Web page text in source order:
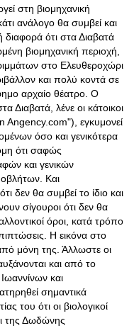
στη βιομηχανική
ανάλογο θα συμβεί και
ότι στα Διαβατά
βιομηχανική περιοχή,
στο Ελευθεροχώρι
και πολύ κοντά σε
αρχαίο θέατρο. Ο
Διαβατά, λένε οι κάτοικοι
εγκυμονεί
όσο και γενικότερα
ότι σαφώς
και γενικών
Και
δεν θα συμβεί το ίδιο και
σίγουροι ότι δεν θα
όροι, κατά τρόπο
Η εικόνα στο
μόνη της. Άλλωστε οι
και από το
και
σημαντικά
του ότι οι βιολογικοί
της Δωδώνης